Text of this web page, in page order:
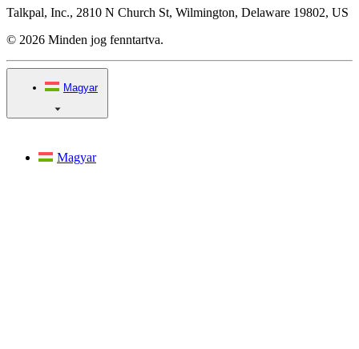
Talkpal, Inc., 2810 N Church St, Wilmington, Delaware 19802, US
© 2026 Minden jog fenntartva.
Magyar
Magyar